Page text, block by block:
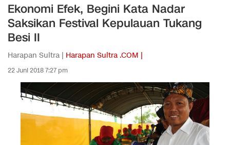
Ekonomi Efek, Begini Kata Nadar
Saksikan Festival Kepulauan Tukang
Besi II
Harapan Sultra | Harapan Sultra .COM |
22 Juni 2018 7:27 pm